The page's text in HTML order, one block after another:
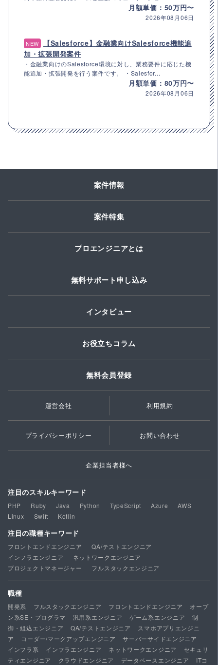
月額単価：50万円〜
2026年08月06日
NEW
【Salesforce】金融業向けSalesforce機能追
加・拡張開発案件
・金融業向けのSalesforce環境に対し、業務要件に応じた機
能追加・拡張開発を行う案件です。 ・Salesfor...
月額単価：80万円〜
2026年08月06日
案件情報
案件特集
プロエンジニアとは
無料サポート申し込み
インタビュー
お役立ちコラム
無料会員登録
運営会社 利用規約
プライバシーポリシー お問い合わせ
企業担当者様へ
注目のスキルキーワード
PHP Ruby Java Python TypeScript Azure
AWS
Linux
Swift Kotlin
注目の職種キーワード
フロントエンドエンジニア
QA/テストエンジニア
インフラエンジニア
ネットワークエンジニア
プロジェクトマネージャー
フルスタックエンジニア
職種
開発系 フルスタックエンジニア フロントエンドエンジニア
オープ
ン系SE・プログラマ
汎用系エンジニア ゲーム系エンジニア
制
御・組込エンジニア
QA/テストエンジニア
スマホアプリエンジニ
ア
コーダー/マークアップエンジニア
サーバーサイドエンジニア
インフラ系
インフラエンジニア ネットワークエンジニア
セキュリ
ティエンジニア
クラウドエンジニア データベースエンジニア
ITコ